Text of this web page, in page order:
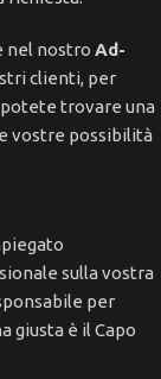
nel nostro Ad-
clienti, per
potete trovare una
vostre possibilità
sulla vostra
per
giusta è il Capo